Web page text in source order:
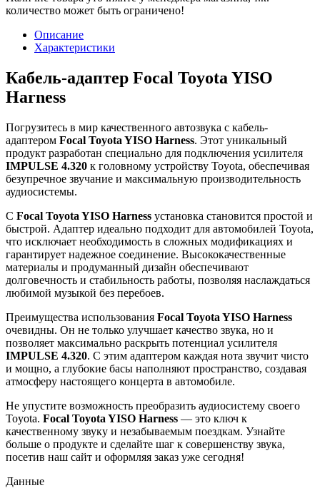
количество может быть ограничено!
Описание
Характеристики
Кабель-адаптер Focal Toyota YISO
Harness
Погрузитесь в мир качественного автозвука с кабель-
адаптером Focal Toyota YISO Harness. Этот уникальный
продукт разработан специально для подключения усилителя
IMPULSE 4.320 к головному устройству Toyota, обеспечивая
безупречное звучание и максимальную производительность
аудиосистемы.
С Focal Toyota YISO Harness установка становится простой и
быстрой. Адаптер идеально подходит для автомобилей Toyota,
что исключает необходимость в сложных модификациях и
гарантирует надежное соединение. Высококачественные
материалы и продуманный дизайн обеспечивают
долговечность и стабильность работы, позволяя наслаждаться
любимой музыкой без перебоев.
Преимущества использования Focal Toyota YISO Harness
очевидны. Он не только улучшает качество звука, но и
позволяет максимально раскрыть потенциал усилителя
IMPULSE 4.320. С этим адаптером каждая нота звучит чисто
и мощно, а глубокие басы наполняют пространство, создавая
атмосферу настоящего концерта в автомобиле.
Не упустите возможность преобразить аудиосистему своего
Toyota. Focal Toyota YISO Harness — это ключ к
качественному звуку и незабываемым поездкам. Узнайте
больше о продукте и сделайте шаг к совершенству звука,
посетив наш сайт и оформляя заказ уже сегодня!
Данные